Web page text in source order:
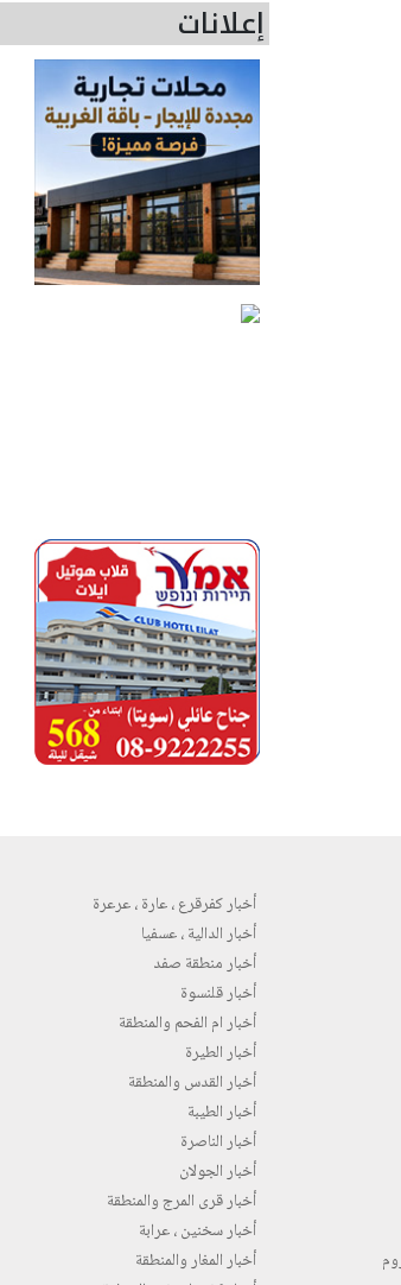
إعلانات
أخبار كفرقرع ، عارة ، عرعرة
أخبار الدالية ، عسفيا
أخبار منطقة صفد
أخبار قلنسوة
أخبار ام الفحم والمنطقة
أخبار الطيرة
أخبار القدس والمنطقة
أخبار الطيبة
أخبار الناصرة
أخبار الجولان
أخبار قرى المرج والمنطقة
أخبار سخنين ، عرابة
أخبار المغار والمنطقة